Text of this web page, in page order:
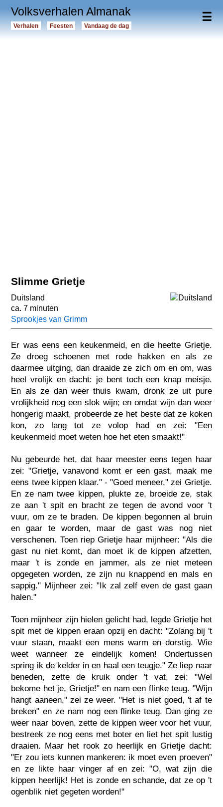
☰
Volksverhalen Almanak
Verhalen Feesten Vandaag de dag
Slimme Grietje
Duitsland
ca. 7 minuten
Sprookjes van Grimm
Er was eens een keukenmeid, en die heette Grietje.
Ze droeg schoenen met rode hakken en als ze
daarmee uitging, dan draaide ze zich om en om, was
heel vrolijk en dacht: je bent toch een knap meisje.
En als ze dan weer thuis kwam, dronk ze uit pure
vrolijkheid nog een slok wijn; en omdat wijn dan weer
hongerig maakt, probeerde ze het beste dat ze koken
kon, zo lang tot ze volop had en zei: "Een
keukenmeid moet weten hoe het eten smaakt!"
Nu gebeurde het, dat haar meester eens tegen haar
zei: "Grietje, vanavond komt er een gast, maak me
eens twee kippen klaar." - "Goed meneer," zei Grietje.
En ze nam twee kippen, plukte ze, broeide ze, stak
ze aan 't spit en bracht ze tegen de avond voor 't
vuur, om ze te braden. De kippen begonnen al bruin
en gaar te worden, maar de gast was nog niet
verschenen. Toen riep Grietje haar mijnheer: "Als die
gast nu niet komt, dan moet ik de kippen afzetten,
maar 't is zonde en jammer, als ze niet meteen
opgegeten worden, ze zijn nu knappend en mals en
sappig." Mijnheer zei: "Ik zal zelf even de gast gaan
halen."
Toen mijnheer zijn hielen gelicht had, legde Grietje het
spit met de kippen eraan opzij en dacht: "Zolang bij 't
vuur staan, maakt een mens warm en dorstig. Wie
weet wanneer ze eindelijk komen! Ondertussen
spring ik de kelder in en haal een teugje." Ze liep naar
beneden, zette de kruik onder 't vat, zei: "Wel
bekome het je, Grietje!" en nam een flinke teug. "Wijn
hangt aaneen," zei ze weer. "Het is niet goed, 't af te
breken" en ze nam nog een flinke teug. Dan ging ze
weer naar boven, zette de kippen weer voor het vuur,
bestreek ze nog eens met boter en liet het spit lustig
draaien. Maar het rook zo heerlijk en Grietje dacht:
"Er zou iets kunnen mankeren: ik moet even proeven"
en ze likte haar vinger af en zei: "O, wat zijn die
kippen heerlijk! Het is zonde en schande, dat ze op 't
ogenblik niet gegeten worden!"